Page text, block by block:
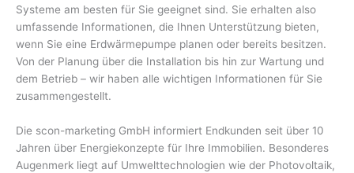
Systeme am besten für Sie geeignet sind. Sie erhalten also
umfassende Informationen, die Ihnen Unterstützung bieten,
wenn Sie eine Erdwärmepumpe planen oder bereits besitzen.
Von der Planung über die Installation bis hin zur Wartung und
dem Betrieb – wir haben alle wichtigen Informationen für Sie
zusammengestellt.
Die scon-marketing GmbH informiert Endkunden seit über 10
Jahren über Energiekonzepte für Ihre Immobilien. Besonderes
Augenmerk liegt auf Umwelttechnologien wie der Photovoltaik,